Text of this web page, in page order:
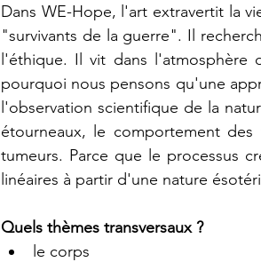
Dans WE-Hope, l'art extravertit la
"survivants de la guerre". Il
l'éthique. Il vit dans l'atmosphère
pourquoi nous pensons qu'une
l'observation scientifique de la
étourneaux, le comportement
tumeurs. Parce que le processus
linéaires à partir d'une nature
Quels thèmes transversaux ?
le corps